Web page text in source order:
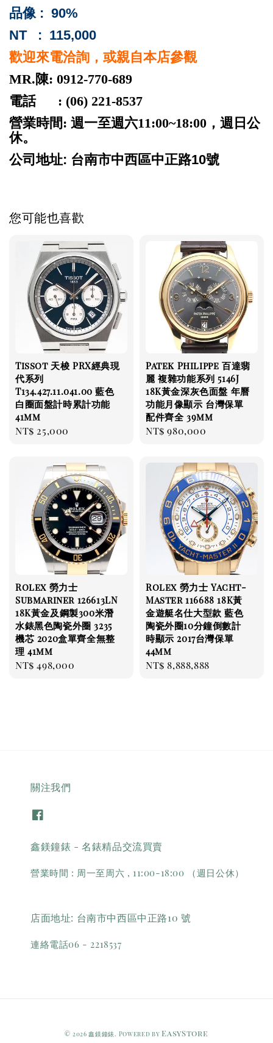
品像 : 90%
NT : 115,000
歡迎來電洽詢，或親自本店參觀
MR.陳: 0912-770-689
電話 : (06) 221-8537
營業時間: 週一至週六11:00~18:00，週日公
休。
公司地址: 台南市中西區中正路10號
您可能也喜歡
Tissot 天梭 PRX經典現
代系列
T134.427.11.041.00 藍色
白圈面盤計時累計功能
41mm
Regular
NT$ 25,000
Patek Philippe 百達翡
麗 複雜功能系列 5146J
18K黃金深灰色面盤 年曆
功能月像顯示 台灣保單
配件齊全 39mm
Regular
NT$ 980,000
Rolex 勞力士
Submariner 126613LN
18K黃金及鋼製300米潛
水錶黑色陶瓷外圈 3235
機芯 2020盒單齊全無整
理 41mm
Regular
NT$ 498,000
Rolex 勞力士 Yacht-
Master 116688 18K黃
金遊艇名仕大型款 藍色
陶瓷外圈10分鐘倒數計
時顯示 2017台灣保單
44mm
Regular
NT$ 8,888,888
關注我們
鑫鎂鐘錶 - 名錶精品交流買賣
營業時間 : 周一至周六 , 11:00-18:00 （週日公休）
店面地址: 台南市中西區中正路10 號
連絡電話06 - 2218537
© 2026 鑫鎂鐘錶. Powered by EasyStore